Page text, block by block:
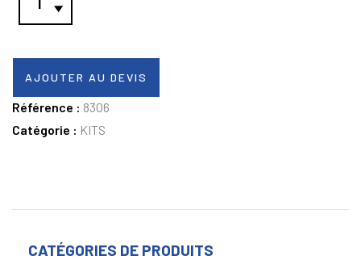
AJOUTER AU DEVIS
Référence : 8306
Catégorie : KITS
CATÉGORIES DE PRODUITS